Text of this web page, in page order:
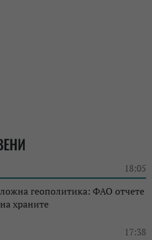
18:05
геополитика: ФАО отчете
храните
17:38